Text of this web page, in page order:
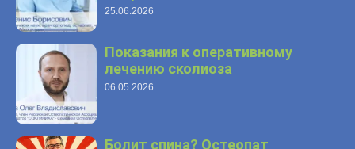
25.06.2026
Показания к оперативному
лечению сколиоза
06.05.2026
Болит спина? Остеопат